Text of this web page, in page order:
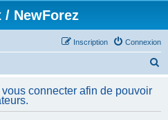
/ NewForez
Connexion
Inscription
h
connecter afin de pouvoir